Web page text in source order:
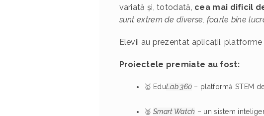
variată și, totodată, cea mai dificil
sunt extrem de diverse, foarte bine
Elevii au prezentat aplicații,
Proiectele premiate au fost:
🥇 EduLab 360 – platformă STEM
🥈Smart Watch – un sistem